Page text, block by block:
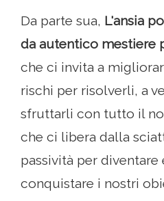
Da parte sua, L'ansia
da autentico mestiere
che ci invita a
rischi per risolverli, a
sfruttarli con tutto il
che ci libera dalla
passività per diventare
conquistare i nostri